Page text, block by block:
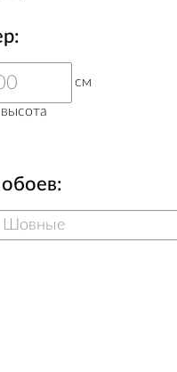
высота
см
Шовные